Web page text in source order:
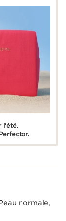
l'été.
normale,